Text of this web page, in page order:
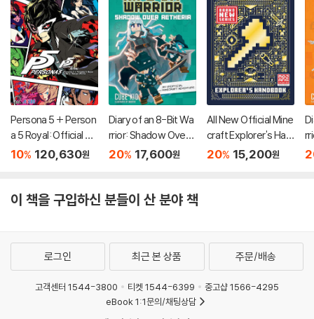
Persona 5 + Person
a 5 Royal: Official De
sign Works
10% 120,630원
Diary of an 8-Bit Wa
rrior: Shadow Over
Aetheria: An Unoffic
20% 17,600원
All New Official Mine
craft Explorer's Han
dbook
20% 15,200원
n
이 책을 구입하신 분들이 산 분야 책
로그인 최근 본 상품 주문/배송
고객센터 1544-3800 티켓 1544-6399
중고샵 1566-4295
eBook 1:1문의/채팅상담